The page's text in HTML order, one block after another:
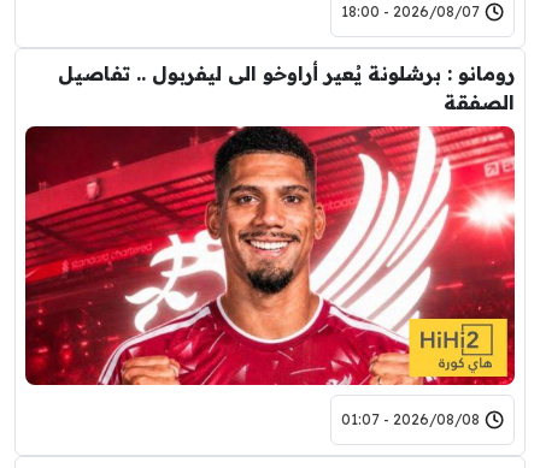
2026/08/07 - 18:00
رومانو : برشلونة يُعير أراوخو الى ليفربول .. تفاصيل
الصفقة
2026/08/08 - 01:07